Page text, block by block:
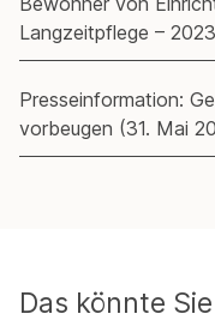
Langzeitpflege – 2023
Presseinformation:
vorbeugen (31. Mai
Das könnte